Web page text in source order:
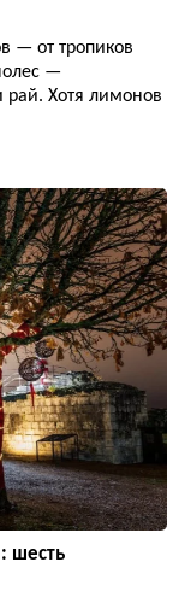
— от тропиков
—
рай. Хотя лимонов
шесть